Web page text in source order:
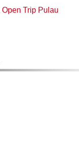
Open Trip Pulau